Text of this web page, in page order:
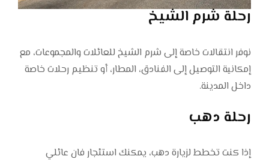
رحلة شرم الشيخ
نوفر انتقالات خاصة إلى شرم الشيخ للعائلات والمجموعات، مع
إمكانية التوصيل إلى الفنادق، المطار، أو تنظيم رحلات خاصة
داخل المدينة.
رحلة دهب
إذا كنت تخطط لزيارة دهب، يمكنك استئجار فان عائلي